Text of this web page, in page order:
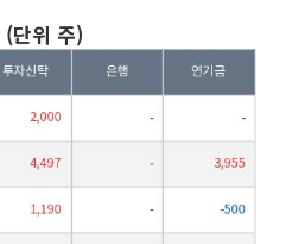
단위 주)